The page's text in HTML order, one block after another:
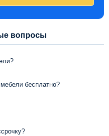
вопросы
бесплатно?